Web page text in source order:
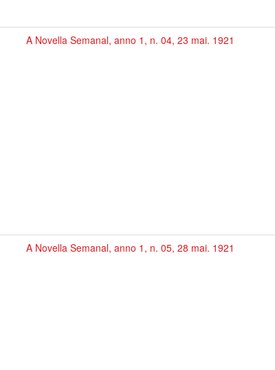
A Novella Semanal, anno 1, n. 04, 23 mai. 1921
A Novella Semanal, anno 1, n. 05, 28 mai. 1921